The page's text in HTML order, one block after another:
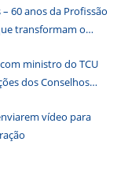
dl
y
60 anos da Profissão
transformam o
ministro do TCU
dos Conselhos
vídeo para